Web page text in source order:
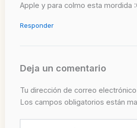
Apple y para colmo esta mordida
Responder
Deja un comentario
Tu dirección de correo
Los campos obligatorios están